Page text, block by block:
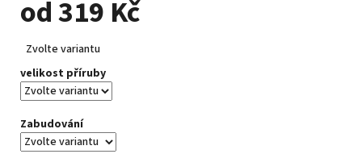
od319 Kč
cena:
Zvolte variantu
velikost příruby
Zabudování